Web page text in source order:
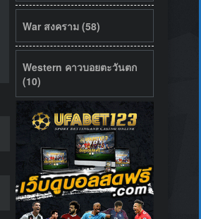
War สงคราม (58)
Western คาวบอยตะวันตก
(10)